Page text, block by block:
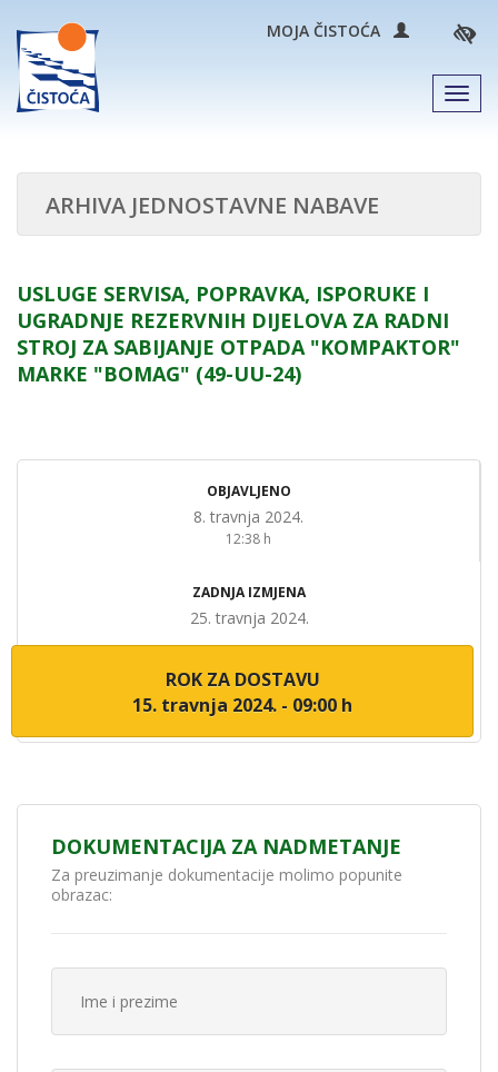
MOJA ČISTOĆA
ARHIVA JEDNOSTAVNE NABAVE
USLUGE SERVISA, POPRAVKA, ISPORUKE I
UGRADNJE REZERVNIH DIJELOVA ZA RADNI
STROJ ZA SABIJANJE OTPADA "KOMPAKTOR"
MARKE "BOMAG" (49-UU-24)
OBJAVLJENO
8. travnja 2024.
12:38 h
ZADNJA IZMJENA
25. travnja 2024.
ROK ZA DOSTAVU
15. travnja 2024. - 09:00 h
DOKUMENTACIJA ZA NADMETANJE
Za preuzimanje dokumentacije molimo popunite
obrazac: